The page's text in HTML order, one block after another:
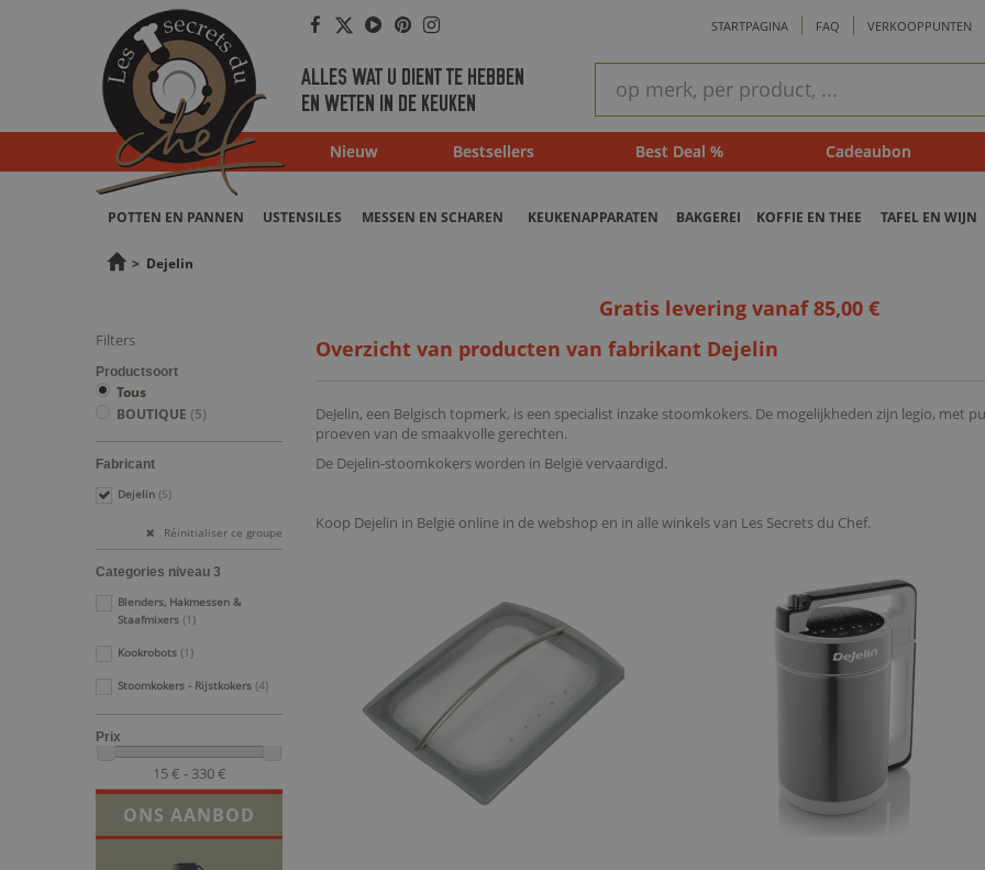
Facebook
Twitter
Youtube
Pinterest
Instagram STARTPAGINA FAQ VERKOOPPUNTEN
ALLES WAT U DIENT TE HEBBEN
EN WETEN IN DE KEUKEN
zoeken
Nieuw Bestsellers Best Deal % Cadeaubon
POTTEN EN PANNEN USTENSILES MESSEN EN SCHAREN KEUKENAPPARATEN BAKGEREI KOFFIE EN THEE TAFEL EN WIJN
> Dejelin
Gratis levering vanaf 85,00 €
Filters
Productsoort
Tous
BOUTIQUE (5)
Fabricant
Dejelin (5)
Réinitialiser ce groupe
Categories niveau 3
Blenders, Hakmessen &
Staafmixers (1)
Kookrobots (1)
Stoomkokers - Rijstkokers (4)
Prix
15 € - 330 €
ONS AANBOD
Overzicht van producten van fabrikant Dejelin
DeJelin, een Belgisch topmerk, is een specialist inzake stoomkokers. De mogelijkheden zijn legio,
proeven van de smaakvolle gerechten.
De Dejelin-stoomkokers worden in België vervaardigd.
Koop Dejelin in België online in de webshop en in alle winkels van Les Secrets du Chef.